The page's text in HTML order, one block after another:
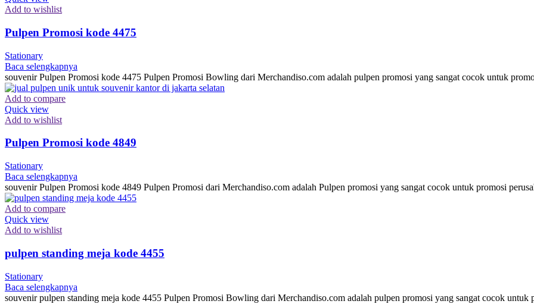
Add to wishlist
Pulpen Promosi kode 4475
Stationary
Baca selengkapnya
souvenir Pulpen Promosi kode 4475 Pulpen Promosi Bowling dari Merchandiso.com adalah pulpen promosi yang sangat cocok untuk
Add to compare
Quick view
Add to wishlist
Pulpen Promosi kode 4849
Stationary
Baca selengkapnya
souvenir Pulpen Promosi kode 4849 Pulpen Promosi dari Merchandiso.com adalah Pulpen promosi yang sangat cocok untuk promosi
Add to compare
Quick view
Add to wishlist
pulpen standing meja kode 4455
Stationary
Baca selengkapnya
souvenir pulpen standing meja kode 4455 Pulpen Promosi Bowling dari Merchandiso.com adalah pulpen promosi yang sangat cocok untuk